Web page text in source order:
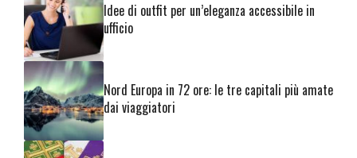
Idee di outfit per un’eleganza accessibile in
ufficio
Nord Europa in 72 ore: le tre capitali più amate
dai viaggiatori